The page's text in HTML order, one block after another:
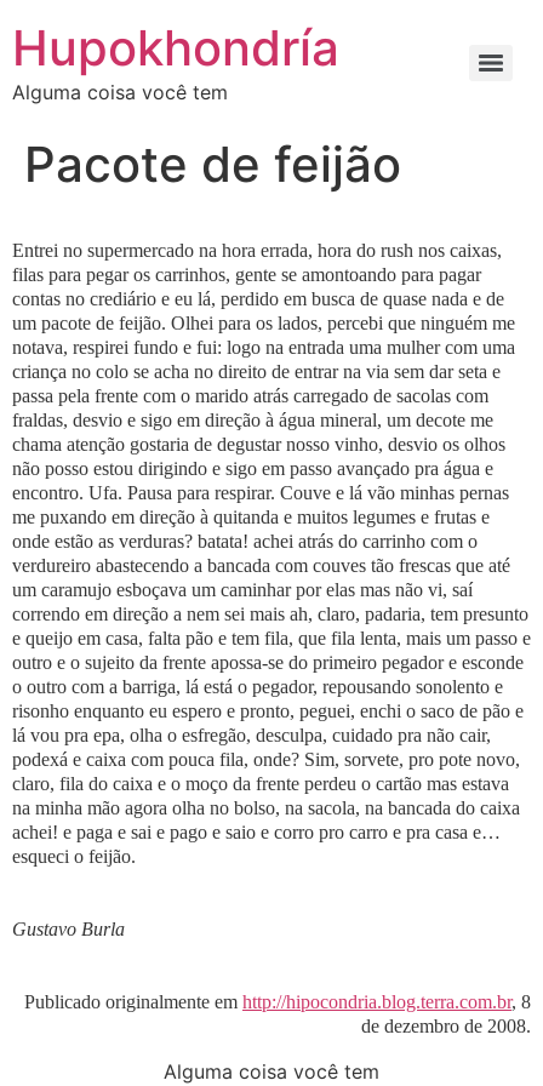
para
conteúdo
Hupokhondría
Alguma coisa você tem
Pacote de feijão
Entrei no supermercado na hora errada, hora do rush nos caixas,
filas para pegar os carrinhos, gente se amontoando para pagar
contas no crediário e eu lá, perdido em busca de quase nada e de
um pacote de feijão. Olhei para os lados, percebi que ninguém me
notava, respirei fundo e fui: logo na entrada uma mulher com uma
criança no colo se acha no direito de entrar na via sem dar seta e
passa pela frente com o marido atrás carregado de sacolas com
fraldas, desvio e sigo em direção à água mineral, um decote me
chama atenção gostaria de degustar nosso vinho, desvio os olhos
não posso estou dirigindo e sigo em passo avançado pra água e
encontro. Ufa. Pausa para respirar. Couve e lá vão minhas pernas
me puxando em direção à quitanda e muitos legumes e frutas e
onde estão as verduras? batata! achei atrás do carrinho com o
verdureiro abastecendo a bancada com couves tão frescas que até
um caramujo esboçava um caminhar por elas mas não vi, saí
correndo em direção a nem sei mais ah, claro, padaria, tem presunto
e queijo em casa, falta pão e tem fila, que fila lenta, mais um passo e
outro e o sujeito da frente apossa-se do primeiro pegador e esconde
o outro com a barriga, lá está o pegador, repousando sonolento e
risonho enquanto eu espero e pronto, peguei, enchi o saco de pão e
lá vou pra epa, olha o esfregão, desculpa, cuidado pra não cair,
podexá e caixa com pouca fila, onde? Sim, sorvete, pro pote novo,
claro, fila do caixa e o moço da frente perdeu o cartão mas estava
na minha mão agora olha no bolso, na sacola, na bancada do caixa
achei! e paga e sai e pago e saio e corro pro carro e pra casa e…
esqueci o feijão.
Gustavo Burla
Publicado originalmente em http://hipocondria.blog.terra.com.br, 8
de dezembro de 2008.
Alguma coisa você tem